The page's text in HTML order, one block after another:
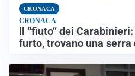
CRONACA
CRONACA
Il “fiuto” dei
furto, trovano una